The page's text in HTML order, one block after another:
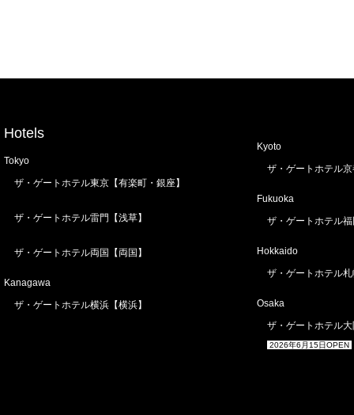
Hotels
Tokyo
ザ・ゲートホテル東京【有楽町・銀座】
ザ・ゲートホテル雷門【浅草】
ザ・ゲートホテル両国【両国】
Kanagawa
ザ・ゲートホテル横浜【横浜】
Kyoto
ザ・ゲートホテル
Fukuoka
ザ・ゲートホテル
Hokkaido
ザ・ゲートホテル
Osaka
ザ・ゲートホテル
2026年6月15日OPEN